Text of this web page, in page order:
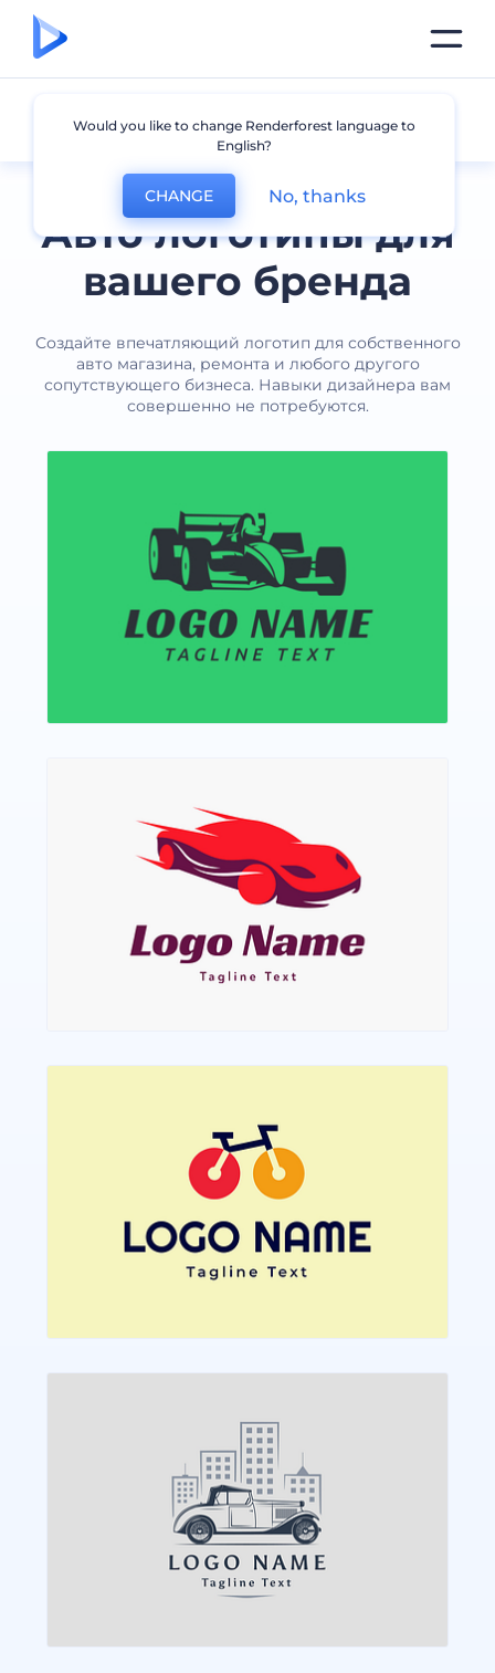
Авто логотипы для
вашего бренда
Создайте впечатляющий логотип для собственного
авто магазина, ремонта и любого другого
сопутствующего бизнеса. Навыки дизайнера вам
совершенно не потребуются.
Автомобили
Would you like to change Renderforest language to
English?
CHANGE No, thanks